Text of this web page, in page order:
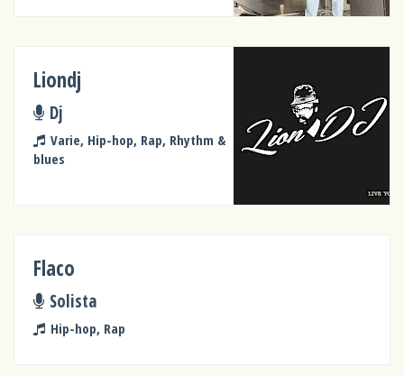
Liondj
Dj
Varie, Hip-hop, Rap, Rhythm &
blues
Flaco
Solista
Hip-hop, Rap